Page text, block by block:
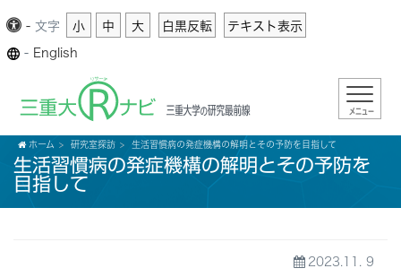
- 文字 小 中 大 白黒反転 テキスト表示
- English
メニュー
ホーム 研究室探訪 生活習慣病の発症機構の解明とその予防を目指して
生活習慣病の発症機構の解明とその予防を
目指して
2023.11. 9